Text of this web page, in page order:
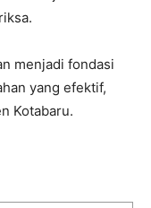
menjadi fondasi
yang efektif,
Kotabaru.